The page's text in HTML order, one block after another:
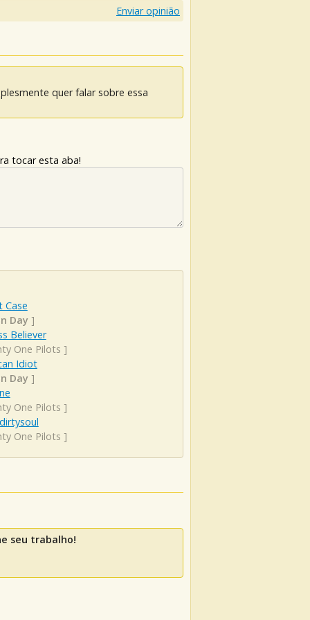
Enviar opinião
quer falar sobre essa
tocar esta aba!
Case
Day ]
Believer
One Pilots ]
Idiot
Day ]
One Pilots ]
One Pilots ]
seu trabalho!